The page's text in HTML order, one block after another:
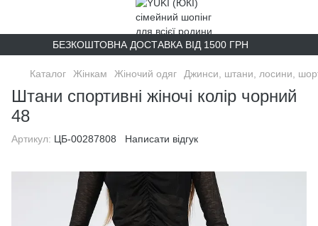
БЕЗКОШТОВНА ДОСТАВКА ВІД 1500 ГРН
Каталог Жінкам Жіночий одяг Джинси, штани, лосини,
Штани спортивні жіночі колір чорний
48
Артикул: ЦБ-00287808 Написати відгук